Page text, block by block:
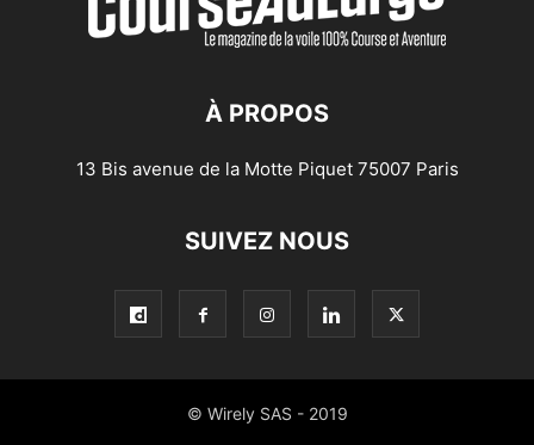
À PROPOS
13 Bis avenue de la Motte Piquet 75007 Paris
SUIVEZ NOUS
© Wirely SAS - 2019